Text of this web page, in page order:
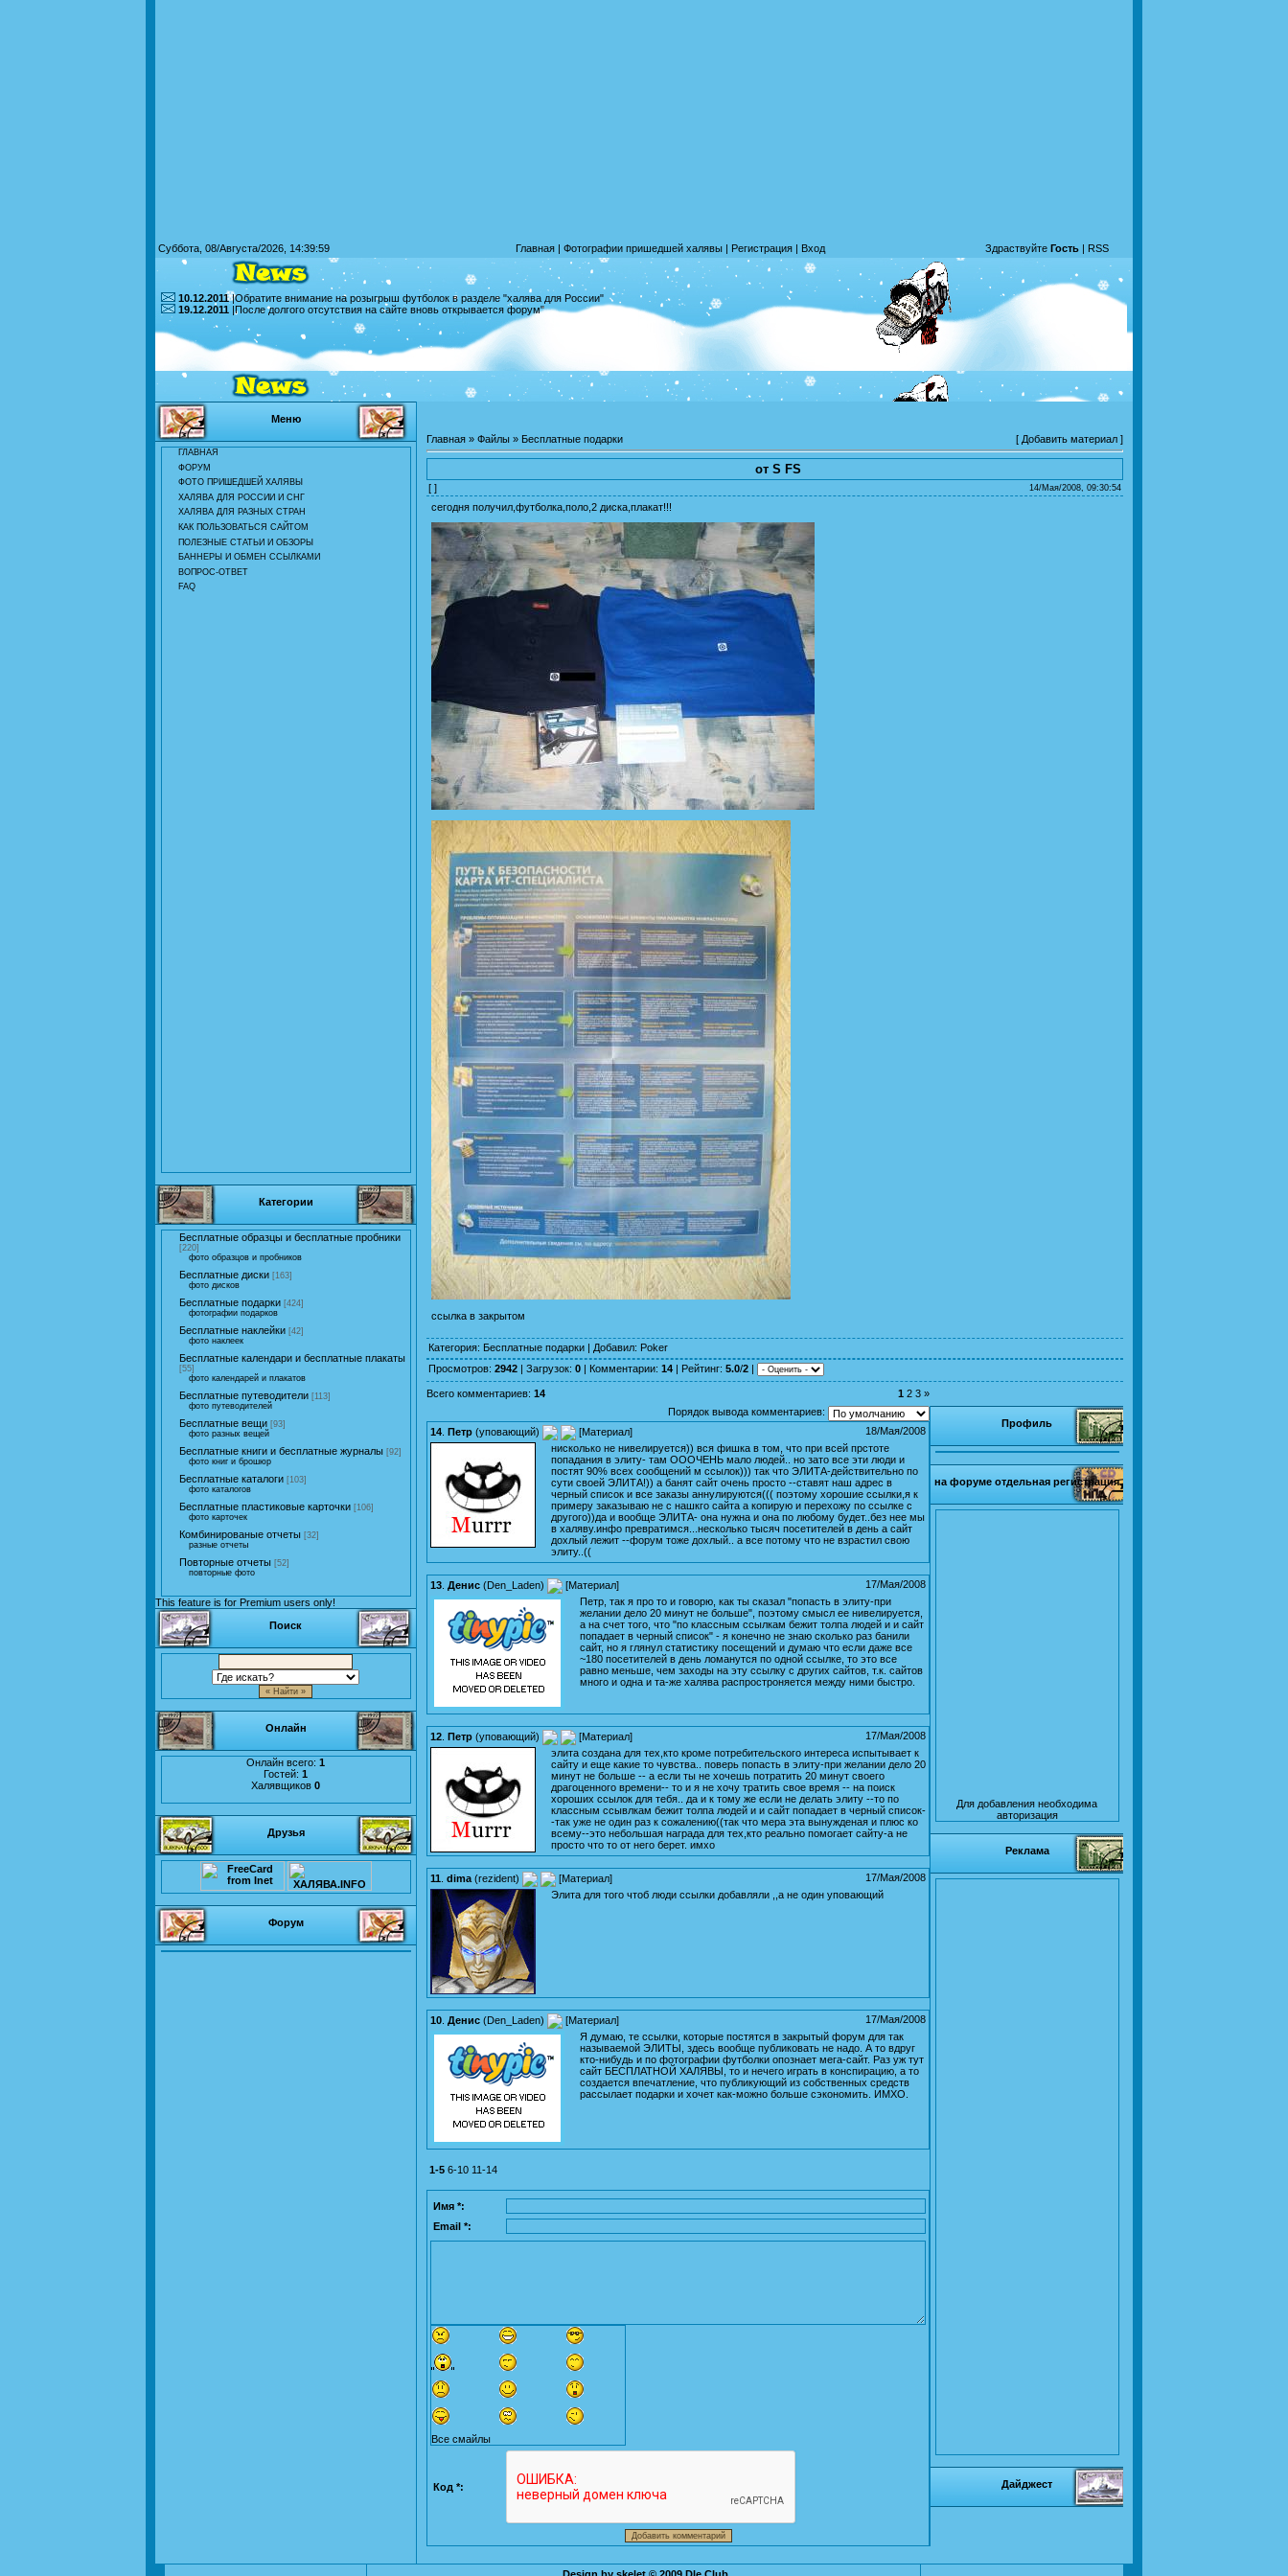
Суббота, 08/Августа/2026, 14:39:59 Главная | Фотографии пришедшей халявы | Регистрация | Вход Здраствуйте Гость | RSS
10.12.2011|Обратите внимание на розыгрыш футболок в разделе "халява для России"
19.12.2011 |После долгого отсутствия на сайте вновь открывается форум"
Меню
ГЛАВНАЯ
ФОРУМ
ФОТО ПРИШЕДШЕЙ ХАЛЯВЫ
ХАЛЯВА ДЛЯ РОССИИ И СНГ
ХАЛЯВА ДЛЯ РАЗНЫХ СТРАН
КАК ПОЛЬЗОВАТЬСЯ САЙТОМ
ПОЛЕЗНЫЕ СТАТЬИ И ОБЗОРЫ
БАННЕРЫ И ОБМЕН ССЫЛКАМИ
ВОПРОС-ОТВЕТ
FAQ
Категории
Бесплатные образцы и бесплатные пробники
[220]
фото образцов и пробников
Бесплатные диски [163]
фото дисков
Бесплатные подарки [424]
фотографии подарков
Бесплатные наклейки [42]
фото наклеек
Бесплатные календари и бесплатные плакаты
[55]
фото календарей и плакатов
Бесплатные путеводители [113]
фото путеводителей
Бесплатные вещи [93]
фото разных вещей
Бесплатные книги и бесплатные журналы [92]
фото книг и брошюр
Бесплатные каталоги [103]
фото каталогов
Бесплатные пластиковые карточки [106]
фото карточек
Комбинированые отчеты [32]
разные отчеты
Повторные отчеты [52]
повторные фото
This feature is for Premium users only!
Поиск
Онлайн
Онлайн всего: 1
Гостей: 1
Халявщиков 0
Друзья
Форум
Главная » Файлы » Бесплатные подарки [ Добавить материал ]
от S FS
[ ] 14/Мая/2008, 09:30:54
сегодня получил,футболка,поло,2 диска,плакат!!!
ссылка в закрытом
Категория: Бесплатные подарки | Добавил: Poker
Просмотров: 2942 | Загрузок: 0 | Комментарии: 14 | Рейтинг: 5.0/2 |
Всего комментариев: 14 1 2 3 »
Порядок вывода комментариев:
18/Мая/2008
14 Петр (уповающий) [Материал]
нисколько не нивелируется)) вся фишка в том, что при всей прстоте
попадания в элиту- там ОООЧЕНЬ мало людей.. но зато все эти люди и
постят 90% всех сообщений м ссылок))) так что ЭЛИТА-действительно по
сути своей ЭЛИТА!)) а банят сайт очень просто --ставят наш адрес в
черный список и все заказы аннулируются((( поэтому хорошие ссылки,я к
примеру заказываю не с нашкго сайта а копирую и перехожу по ссылке с
другого))да и вообще ЭЛИТА- она нужна и она по любому будет..без нее мы
в халяву.инфо превратимся...несколько тысяч посетителей в день а сайт
дохлый лежит --форум тоже дохлый.. а все потому что не взрастил свою
элиту..((
17/Мая/2008
13 Денис (Den_Laden) [Материал]
Петр, так я про то и говорю, как ты сказал "попасть в элиту-при
желании дело 20 минут не больше", поэтому смысл ее нивелируется,
а на счет того, что "по классным ссылкам бежит толпа людей и и сайт
попадает в черный список" - я конечно не знаю сколько раз банили
сайт, но я глянул статистику посещений и думаю что если даже все
~180 посетителей в день ломанутся по одной ссылке, то это все
равно меньше, чем заходы на эту ссылку с других сайтов, т.к. сайтов
много и одна и та-же халява распростроняется между ними быстро.
17/Мая/2008
12 Петр (уповающий) [Материал]
элита создана для тех,кто кроме потребительского интереса испытывает к
сайту и еще какие то чувства.. поверь попасть в элиту-при желании дело 20
минут не больше -- а если ты не хочешь потратить 20 минут своего
драгоценного времени-- то и я не хочу тратить свое время -- на поиск
хороших ссылок для тебя.. да и к тому же если не делать элиту --то по
классным ссывлкам бежит толпа людей и и сайт попадает в черный список-
-так уже не один раз к сожалению((так что мера эта вынужденая и плюс ко
всему--это небольшая награда для тех,кто реально помогает сайту-а не
просто что то от него берет. имхо
17/Мая/2008
11 dima (rezident) [Материал]
Элита для того чтоб люди ссылки добавляли ,,а не один уповающий
17/Мая/2008
10 Денис (Den_Laden) [Материал]
Я думаю, те ссылки, которые постятся в закрытый форум для так
называемой ЭЛИТЫ, здесь вообще публиковать не надо. А то вдруг
кто-нибудь и по фотографии футболки опознает мега-сайт. Раз уж тут
сайт БЕСПЛАТНОЙ ХАЛЯВЫ, то и нечего играть в конспирацию, а то
создается впечатление, что публикующий из собственных средств
рассылает подарки и хочет как-можно больше сэкономить. ИМХО.
1-5 6-10 11-14
Имя *:
Email *:
Все смайлы
Код *:
Профиль
на форуме отдельная регистрация
Для добавления необходима
авторизация
Реклама
Дайджест